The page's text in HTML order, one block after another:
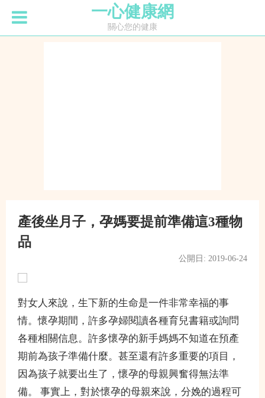
一心健康網
關心您的健康
產後坐月子，孕媽要提前準備這3種物
品
公開日: 2019-06-24
對女人來說，生下新的生命是一件非常幸福的事
情。懷孕期間，許多孕婦閱讀各種育兒書籍或詢問
各種相關信息。許多懷孕的新手媽媽不知道在預產
期前為孩子準備什麼。甚至還有許多重要的項目，
因為孩子就要出生了，懷孕的母親興奮得無法準
備。 事實上，對於懷孕的母親來說，分娩的過程可